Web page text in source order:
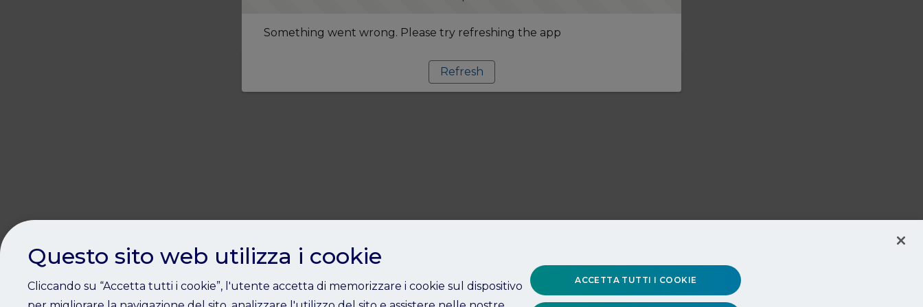
Something went wrong. Please try refreshing the app
Refresh
Questo sito web utilizza i cookie
Cliccando su “Accetta tutti i cookie”, l'utente accetta di memorizzare i cookie sul dispositivo
ACCETTA TUTTI I COOKIE